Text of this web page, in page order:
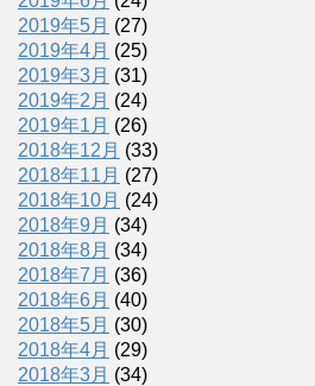
2019年5月 (27)
2019年4月 (25)
2019年3月 (31)
2019年2月 (24)
2019年1月 (26)
2018年12月 (33)
2018年11月 (27)
2018年10月 (24)
2018年9月 (34)
2018年8月 (34)
2018年7月 (36)
2018年6月 (40)
2018年5月 (30)
2018年4月 (29)
2018年3月 (34)